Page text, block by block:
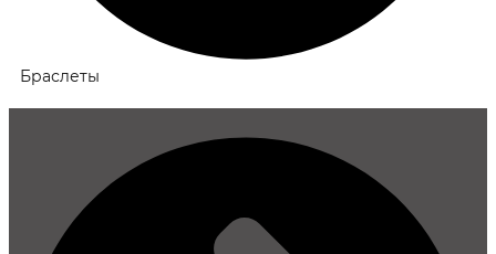
Браслеты